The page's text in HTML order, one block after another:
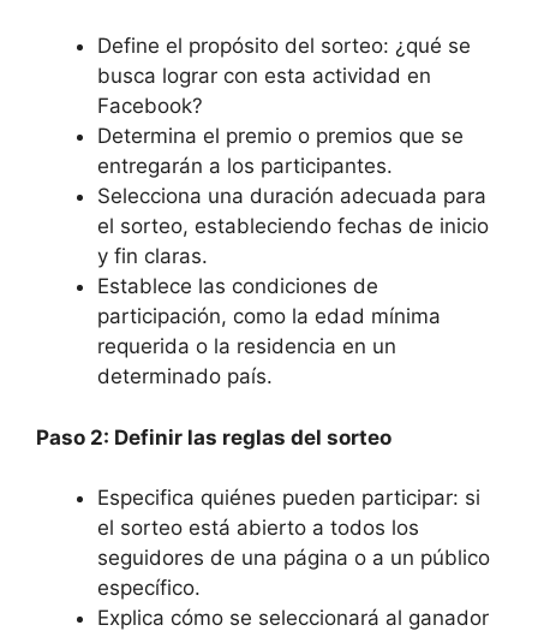
Define el propósito del sorteo: ¿qué se
busca lograr con esta actividad en
Facebook?
Determina el premio o premios que se
entregarán a los participantes.
Selecciona una duración adecuada para
el sorteo, estableciendo fechas de inicio
y fin claras.
Establece las condiciones de
participación, como la edad mínima
requerida o la residencia en un
determinado país.
Paso 2: Definir las reglas del sorteo
Especifica quiénes pueden participar: si
el sorteo está abierto a todos los
seguidores de una página o a un público
específico.
Explica cómo se seleccionará al ganador